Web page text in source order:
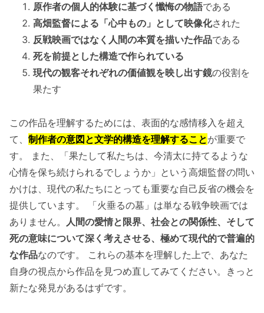
原作者の個人的体験に基づく懺悔の物語である
高畑監督による「心中もの」として映像化された
反戦映画ではなく人間の本質を描いた作品である
死を前提とした構造で作られている
現代の観客それぞれの価値観を映し出す鏡の役割を
果たす
この作品を理解するためには、表面的な感情移入を超え
て、 制作者の意図と文学的構造を理解することが重要で
す。 また、「果たして私たちは、今清太に持てるような
心情を保ち続けられるでしょうか」という高畑監督の問い
かけは、現代の私たちにとっても重要な自己反省の機会を
提供しています。 「火垂るの墓」は単なる戦争映画では
ありません。
人間の愛情と限界、社会との関係性、そして
死の意味について深く考えさせる、極めて現代的で普遍的
な作品なのです。 これらの基本を理解した上で、あなた
自身の視点から作品を見つめ直してみてください。きっと
新たな発見があるはずです。